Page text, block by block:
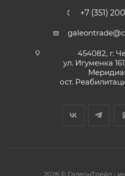
+7 (351)
454082, г.
ул. Игуменка
ост.
2026 © ГалеонТрейд -